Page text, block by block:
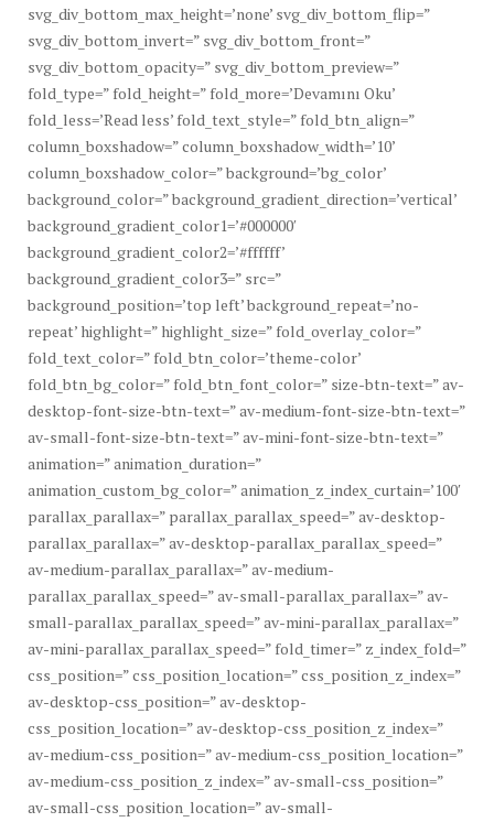
svg_div_bottom_max_height=’none’ svg_div_bottom_flip=”
svg_div_bottom_invert=” svg_div_bottom_front=”
svg_div_bottom_opacity=” svg_div_bottom_preview=”
fold_type=” fold_height=” fold_more=’Devamını Oku’
fold_less=’Read less’ fold_text_style=” fold_btn_align=”
column_boxshadow=” column_boxshadow_width=’10’
column_boxshadow_color=” background=’bg_color’
background_color=” background_gradient_direction=’vertical’
background_gradient_color1=’#000000′
background_gradient_color2=’#ffffff’
background_gradient_color3=” src=”
background_position=’top left’ background_repeat=’no-
repeat’ highlight=” highlight_size=” fold_overlay_color=”
fold_text_color=” fold_btn_color=’theme-color’
fold_btn_bg_color=” fold_btn_font_color=” size-btn-text=” av-
desktop-font-size-btn-text=” av-medium-font-size-btn-text=”
av-small-font-size-btn-text=” av-mini-font-size-btn-text=”
animation=” animation_duration=”
animation_custom_bg_color=” animation_z_index_curtain=’100′
parallax_parallax=” parallax_parallax_speed=” av-desktop-
parallax_parallax=” av-desktop-parallax_parallax_speed=”
av-medium-parallax_parallax=” av-medium-
parallax_parallax_speed=” av-small-parallax_parallax=” av-
small-parallax_parallax_speed=” av-mini-parallax_parallax=”
av-mini-parallax_parallax_speed=” fold_timer=” z_index_fold=”
css_position=” css_position_location=” css_position_z_index=”
av-desktop-css_position=” av-desktop-
css_position_location=” av-desktop-css_position_z_index=”
av-medium-css_position=” av-medium-css_position_location=”
av-medium-css_position_z_index=” av-small-css_position=”
av-small-css_position_location=” av-small-